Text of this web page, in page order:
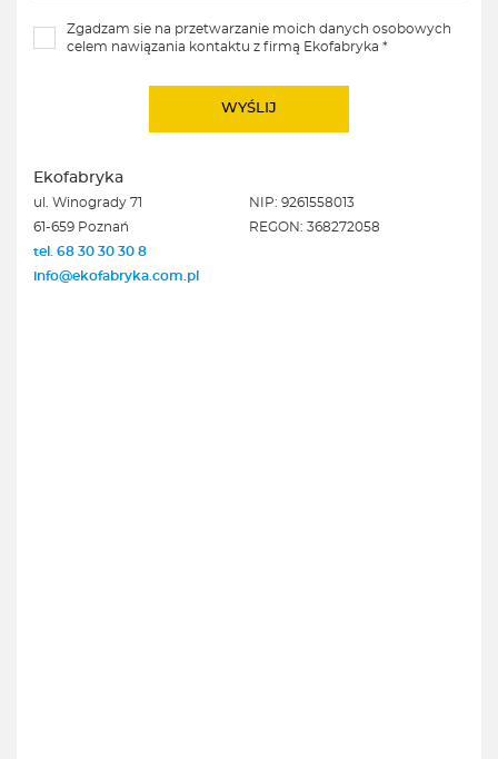
Zgadzam sie na przetwarzanie moich danych osobowych
celem nawiązania kontaktu z firmą Ekofabryka *
Ekofabryka
ul. Winogrady 71
61-659 Poznań
tel. 68 30 30 30 8
info@ekofabryka.com.pl
NIP: 9261558013
REGON: 368272058